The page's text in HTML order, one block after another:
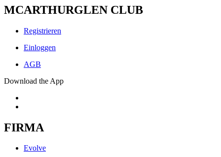
MCARTHURGLEN CLUB
Registrieren
Einloggen
AGB
Download the App
FIRMA
Evolve